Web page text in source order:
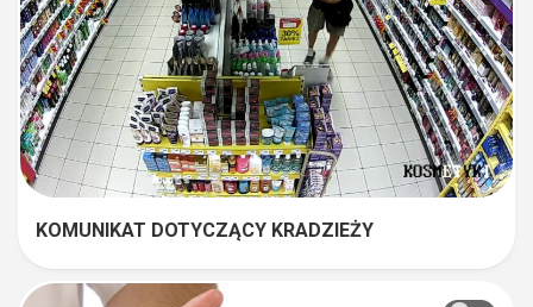
KOMUNIKAT DOTYCZĄCY KRADZIEŻY